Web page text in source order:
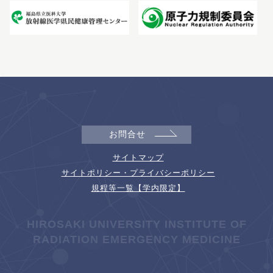
お問合せ
サイトマップ
サイトポリシー・プライバシーポリシー
規程等一覧【学内限定】
HIROSAKI UNIVERSITY INSTITUTE OF
RADIATION EMERGENCY MEDICINE